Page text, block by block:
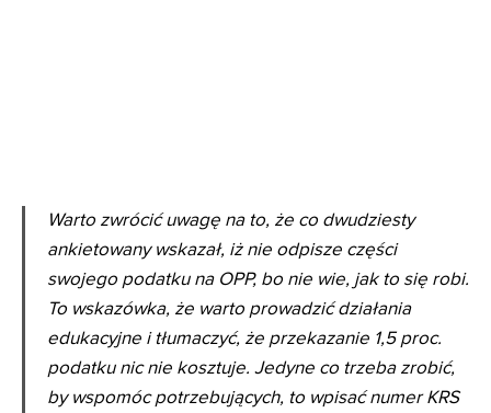
Warto zwrócić uwagę na to, że co dwudziesty
ankietowany wskazał, iż nie odpisze części
swojego podatku na OPP, bo nie wie, jak to się robi.
To wskazówka, że warto prowadzić działania
edukacyjne i tłumaczyć, że przekazanie 1,5 proc.
podatku nic nie kosztuje. Jedyne co trzeba zrobić,
by wspomóc potrzebujących, to wpisać numer KRS